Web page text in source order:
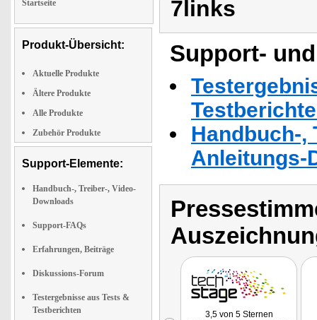
Startseite
Produkt-Übersicht:
Aktuelle Produkte
Ältere Produkte
Alle Produkte
Zubehör Produkte
Support-Elemente:
Handbuch-, Treiber-, Video-
Downloads
Support-FAQs
Erfahrungen, Beiträge
Diskussions-Forum
Testergebnisse aus Tests &
Testberichten
7links
Support-
Handbuch-,
Anleitungs-
3,5 von 5 Sternen